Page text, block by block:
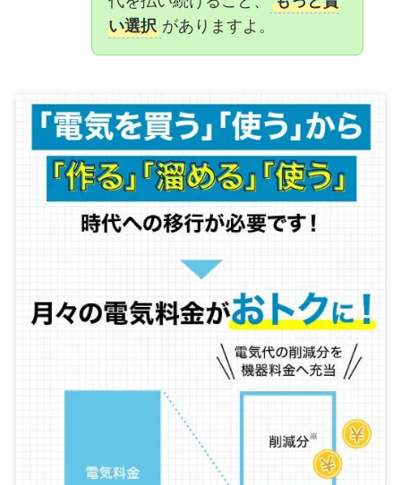
い選択 がありますよ。